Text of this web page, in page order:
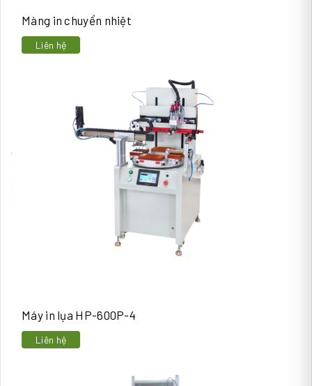
Màng in chuyển nhiệt
Liên hệ
Máy in lụa HP-600P-4
Liên hệ